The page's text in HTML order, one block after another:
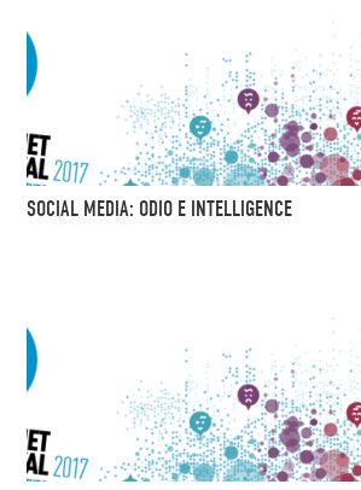
SOCIAL MEDIA: ODIO E INTELLIGENCE